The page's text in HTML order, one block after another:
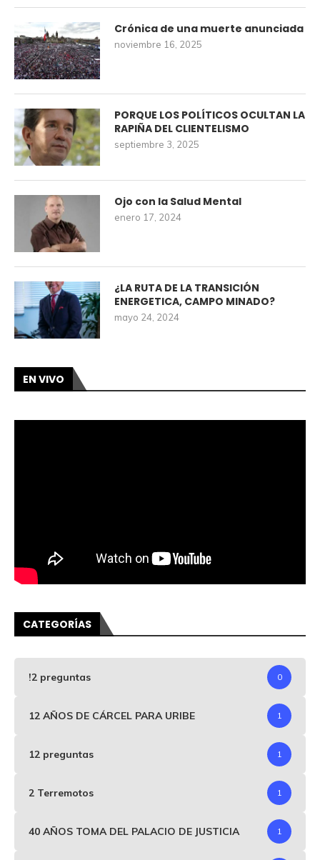
Crónica de una muerte anunciada
noviembre 16, 2025
PORQUE LOS POLÍTICOS OCULTAN LA
RAPIÑA DEL CLIENTELISMO
septiembre 3, 2025
Ojo con la Salud Mental
enero 17, 2024
¿LA RUTA DE LA TRANSICIÓN
ENERGETICA, CAMPO MINADO?
mayo 24, 2024
EN VIVO
CATEGORÍAS
!2 preguntas 0
12 AÑOS DE CÁRCEL PARA URIBE 1
12 preguntas 1
2 Terremotos 1
40 AÑOS TOMA DEL PALACIO DE JUSTICIA 1